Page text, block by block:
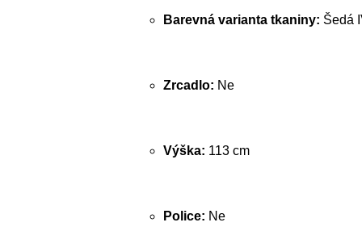
Barevná varianta tkaniny: Šedá
Zrcadlo: Ne
Výška: 113 cm
Police: Ne